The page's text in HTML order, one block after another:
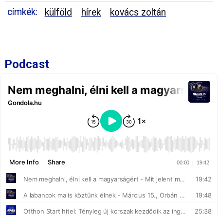
címkék: külföld hírek kovács zoltán
Podcast